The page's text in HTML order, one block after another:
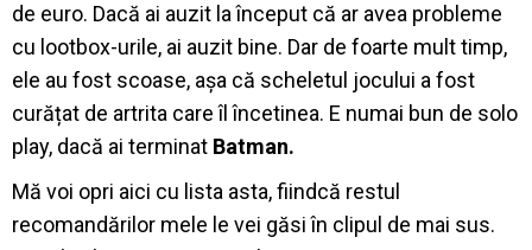
de euro. Dacă ai auzit la început că ar avea probleme
cu lootbox-urile, ai auzit bine. Dar de foarte mult timp,
ele au fost scoase, așa că scheletul jocului a fost
curățat de artrita care îl încetinea. E numai bun de solo
play, dacă ai terminat Batman.
Mă voi opri aici cu lista asta, fiindcă restul
recomandărilor mele le vei găsi în clipul de mai sus.